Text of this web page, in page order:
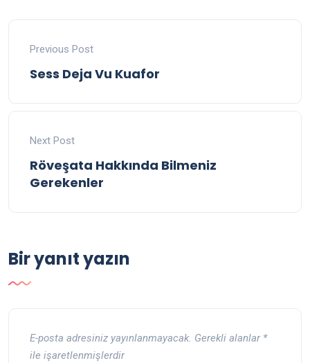
Previous Post
Sess Deja Vu Kuafor
Next Post
Röveşata Hakkında Bilmeniz
Gerekenler
Bir yanıt yazın
E-posta adresiniz yayınlanmayacak. Gerekli alanlar *
ile işaretlenmişlerdir